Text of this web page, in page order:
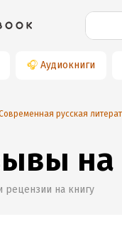
🎧 Аудиокниги
русская
на
рецензии на книгу